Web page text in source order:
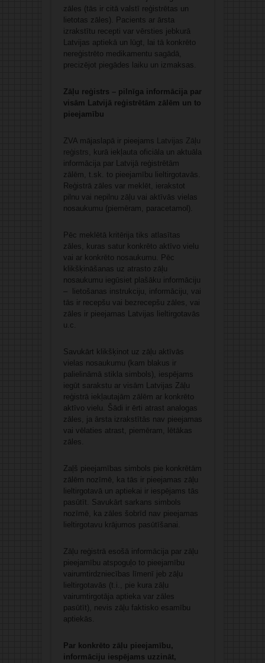
zāles (tās ir citā valstī reģistrētas un
lietotas zāles). Pacients ar ārsta
izrakstītu recepti var vērsties jebkurā
Latvijas aptiekā un lūgt, lai tā konkrēto
nereģistrēto medikamentu sagādā,
precizējot piegādes laiku un izmaksas.
Zāļu reģistrs – pilnīga informācija par
visām Latvijā reģistrētām zālēm un to
pieejamību
ZVA mājaslapā ir pieejams Latvijas Zāļu
reģistrs, kurā iekļauta oficiāla un aktuāla
informācija par Latvijā reģistrētām
zālēm, t.sk. to pieejamību lieltirgotavās.
Reģistrā zāles var meklēt, ierakstot
pilnu vai nepilnu zāļu vai aktīvās vielas
nosaukumu (piemēram, paracetamol).
Pēc meklētā kritērija tiks atlasītas
zāles, kuras satur konkrēto aktīvo vielu
vai ar konkrēto nosaukumu. Pēc
klikšķināšanas uz atrasto zāļu
nosaukumu iegūsiet plašāku informāciju
– lietošanas instrukciju, informāciju, vai
tās ir recepšu vai bezrecepšu zāles, vai
zāles ir pieejamas Latvijas lieltirgotavās
u.c.
Savukārt klikšķinot uz zāļu aktīvās
vielas nosaukumu (kam blakus ir
palielināmā stikla simbols), iespējams
iegūt sarakstu ar visām Latvijas Zāļu
reģistrā iekļautajām zālēm ar konkrēto
aktīvo vielu. Šādi ir ērti atrast analogas
zāles, ja ārsta izrakstītās nav pieejamas
vai vēlaties atrast, piemēram, lētākas
zāles.
Zaļš pieejamības simbols pie konkrētām
zālēm nozīmē, ka tās ir pieejamas zāļu
lieltirgotavā un aptiekai ir iespējams tās
pasūtīt. Savukārt sarkans simbols
nozīmē, ka zāles šobrīd nav pieejamas
lieltirgotavu krājumos pasūtīšanai.
Zāļu reģistrā esošā informācija par zāļu
pieejamību atspoguļo to pieejamību
vairumtirdzniecības līmenī jeb zāļu
lieltirgotavās (t.i., pie kura zāļu
vairumtirgotāja aptieka var zāles
pasūtīt), nevis zāļu faktisko esamību
aptiekās.
Par konkrēto zāļu pieejamību,
informāciju iespējams uzzināt,